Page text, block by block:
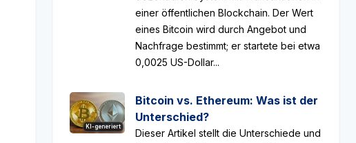
einer öffentlichen Blockchain. Der Wert
eines Bitcoin wird durch Angebot und
Nachfrage bestimmt; er startete bei etwa
0,0025 US-Dollar...
KI-generiert
Bitcoin vs. Ethereum: Was ist der
Unterschied?
Dieser Artikel stellt die Unterschiede und